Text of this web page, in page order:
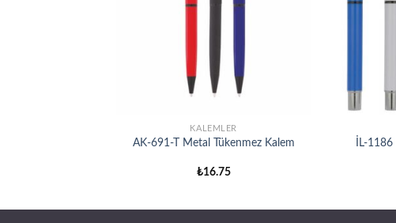
KALEMLER
AK-691-T Metal Tükenmez Kalem
₺16.75
İL-